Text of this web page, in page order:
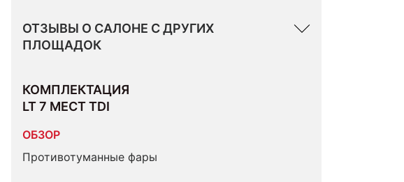
ОТЗЫВЫ О САЛОНЕ С ДРУГИХ
ПЛОЩАДОК
КОМПЛЕКТАЦИЯ
LT 7 МЕСТ TDI
ОБЗОР
Противотуманные фары